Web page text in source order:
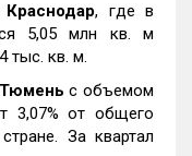
Краснодар, где в
5,05 млн кв. м
тыс. кв. м.
Тюмень с объемом
3,07% от общего
За квартал